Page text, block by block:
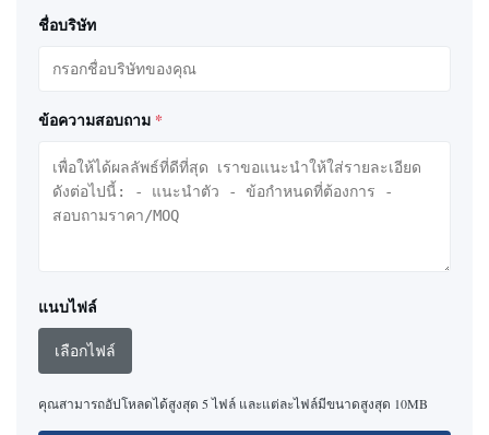
ชื่อบริษัท
ข้อความสอบถาม *
แนบไฟล์
เลือกไฟล์
คุณสามารถอัปโหลดได้สูงสุด 5 ไฟล์ และแต่ละไฟล์มีขนาดสูงสุด 10MB